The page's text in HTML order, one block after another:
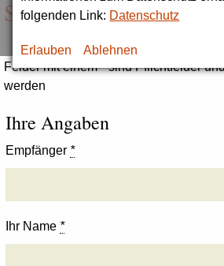
folgenden Link: Datenschutz
Erlauben Ablehnen
Seite empfehlen
Felder mit einem * sind Pflichtfelder
werden
Ihre Angaben
Empfänger *
Ihr Name *